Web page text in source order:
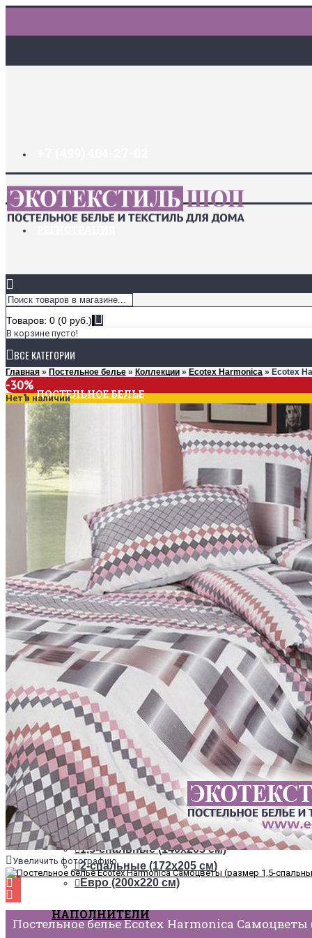
ДОСТАВКА И ОПЛАТА
ЗАКЛАДКИ (0)
ЛОГИН
Товаров: 0 (0 руб.)
В корзине пусто!
ВСЕ КАТЕГОРИИ
ПОСТЕЛЬНОЕ БЕЛЬЕ
КОЛЛЕКЦИИ
Ecotex Estetica
Ecotex Monospace
РАЗМЕРЫ
1,5-спальное
2-спальное
Евро
Семейное
ТКАНИ
Из сатина
Из сатин-жаккарда
ПОСТЕЛЬНОЕ БЕЛЬЕ НА РЕЗИНКЕ
+
ОДЕЯЛА
РАЗМЕРЫ
1,5-спальные (140х205 см)
2-спальные (172х205 см)
Евро (200х220 см)
НАПОЛНИТЕЛИ
Главная » Постельное белье » Коллекции » Ecotex Harmonica » Ecotex
-30%
Нет в наличии
Увеличить фотографию
Постельное белье Ecotex Harmonica